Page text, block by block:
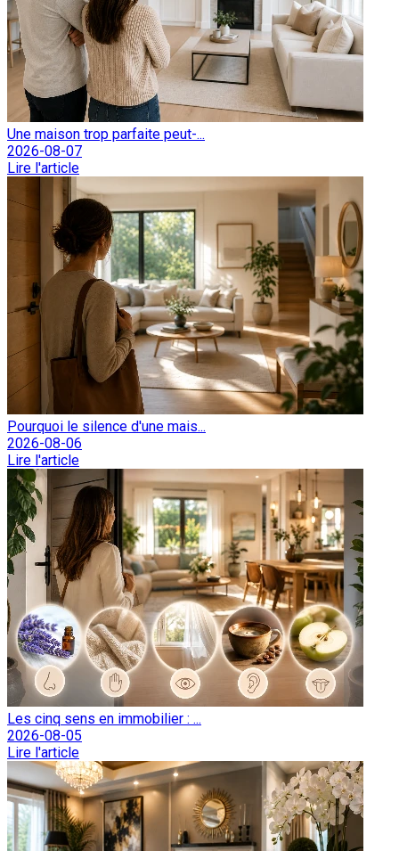
Une maison trop parfaite peut-...
2026-08-07
Lire l'article
Pourquoi le silence d'une mais...
2026-08-06
Lire l'article
Les cinq sens en immobilier : ...
2026-08-05
Lire l'article